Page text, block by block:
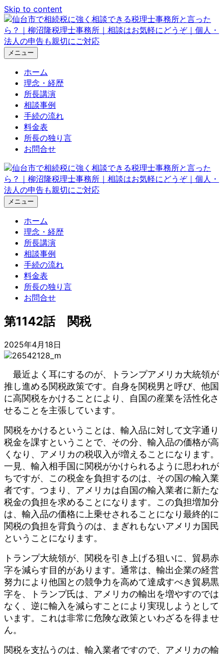
Skip to content
メニュー
ホーム
理念・経歴
所長講演
相談事例
手続の流れ
料金表
所長の独り言
お問合せ
メニュー
ホーム
理念・経歴
所長講演
相談事例
手続の流れ
料金表
所長の独り言
お問合せ
第1142話 関税
2025年4月18日
最近よく耳にするのが、トランプアメリカ大統領が
推し進める関税政策です。自身を関税男と呼び、他国
に高関税をかけることにより、自国の産業を活性化さ
せることを主張しています。
関税をかけるということは、輸入品に対して文字通り
税金を課すということで、その分、輸入品の価格が高
くなり、アメリカの税収入が増えることになります。
一見、輸入相手国に関税がかけられるように思われが
ちですが、この税金を負担するのは、その国の輸入業
者です。つまり、アメリカは自国の輸入業者に新たな
税金の負担を求めることになります。この負担増加分
は、輸入品の価格に上乗せされることになり最終的に
関税の負担を背負うのは、まぎれもないアメリカ国民
ということになります。
トランプ大統領が、関税を引き上げる狙いに、貿易赤
字を減らす目的があります。通常は、輸出企業の経営
努力により他国との競争力を高めて達成すべき貿易黒
字を、トランプ氏は、アメリカの輸出を増やすのでは
なく、逆に輸入を減らすことにより実現しようとして
います。これは非常に危険な政策といわざるを得ませ
ん。
関税を支払うのは、輸入業者ですので、アメリカの輸